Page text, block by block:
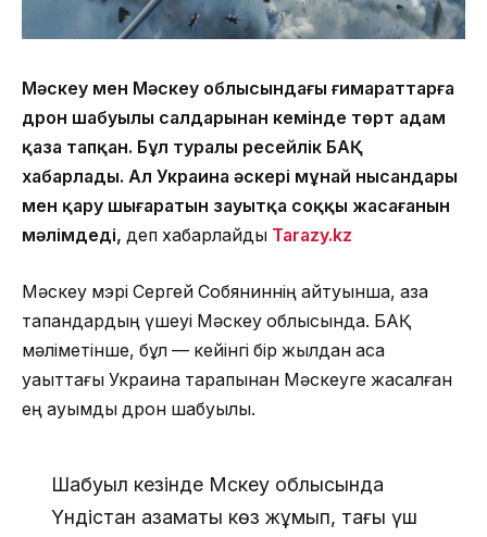
Мәскеу мен Мәскеу облысындағы ғимараттарға
дрон шабуылы салдарынан кемінде төрт адам
қаза тапқан. Бұл туралы ресейлік БАҚ
хабарлады. Ал Украина әскері мұнай нысандары
мен қару шығаратын зауытқа соққы жасағанын
мәлімдеді, деп хабарлайды Tarazy.kz
Мәскеу мэрі Сергей Собяниннің айтуынша, қаза
тапқандардың үшеуі Мәскеу облысында. БАҚ
мәліметінше, бұл — кейінгі бір жылдан аса
уақыттағы Украина тарапынан Мәскеуге жасалған
ең ауқымды дрон шабуылы.
Шабуыл кезінде Мәскеу облысында
Үндістан азаматы көз жұмып, тағы үш